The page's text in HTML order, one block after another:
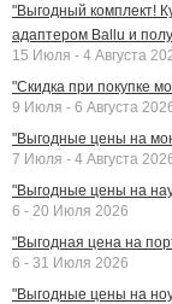
"Выгодный комплект!
адаптером Ballu и
15 Июля - 4 Августа
"Скидка при покупке
9 Июля - 6 Августа
"Выгодные цены на
7 Июля - 4 Августа
"Выгодные цены на
6 - 20 Июля 2026
"Выгодная цена на
6 - 31 Июля 2026
"Выгодные цены на